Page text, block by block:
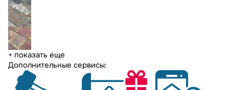
+ показать еще
Дополнительные сервисы: